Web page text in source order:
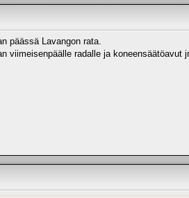
päässä Lavangon rata.
viimeisenpäälle radalle ja koneensäätöavut